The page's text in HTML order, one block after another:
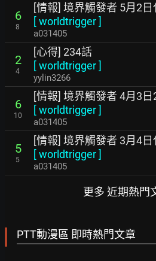
6
8
[情報] 境界觸發者 5月2
[worldtrigger]
a031405
2
4
[心得] 234話
[worldtrigger]
yylin3266
6
10
[情報] 境界觸發者 4月3
[worldtrigger]
a031405
5
5
[情報] 境界觸發者 3月4
[worldtrigger]
a031405
更多 近期熱門
PTT動漫區 即時熱門文章